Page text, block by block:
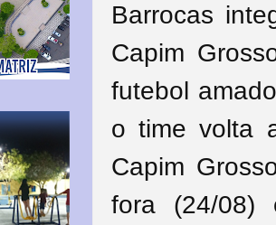
Barrocas
Capim
futebol
o time volta
Capim
fora (24/08)